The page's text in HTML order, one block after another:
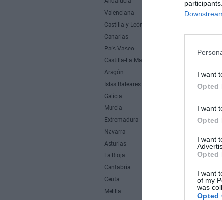
I want
Opted
I want
Opted
I want
Opted
I want
of my
was
Opted